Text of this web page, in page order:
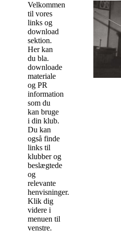
Velkommen
til vores
links og
download
sektion.
Her kan
du bla.
downloade
materiale
og PR
information
som du
kan bruge
i din klub.
Du kan
også finde
links til
klubber og
beslægtede
og
relevante
henvisninger.
Klik dig
videre i
menuen til
venstre.